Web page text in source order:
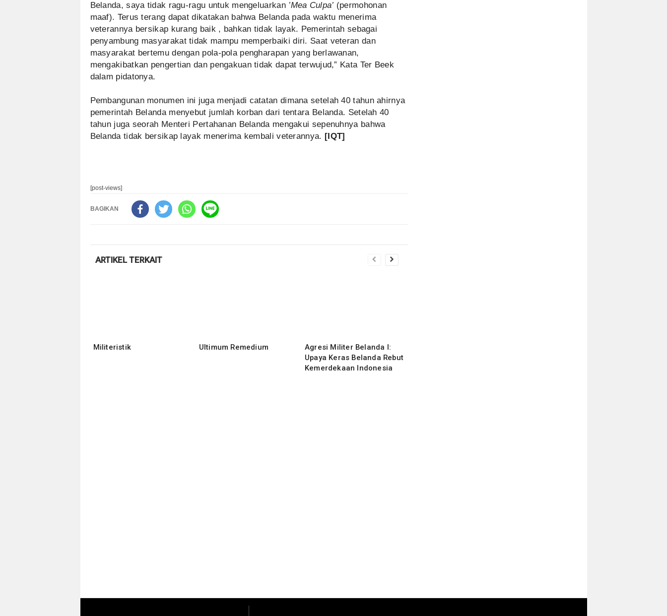
Belanda, saya tidak ragu-ragu untuk mengeluarkan ’Mea Culpa’ (permohonan
maaf). Terus terang dapat dikatakan bahwa Belanda pada waktu menerima
veterannya bersikap kurang baik , bahkan tidak layak. Pemerintah sebagai
penyambung masyarakat tidak mampu memperbaiki diri. Saat veteran dan
masyarakat bertemu dengan pola-pola pengharapan yang berlawanan,
mengakibatkan pengertian dan pengakuan tidak dapat terwujud,” Kata Ter Beek
dalam pidatonya.
Pembangunan monumen ini juga menjadi catatan dimana setelah 40 tahun ahirnya
pemerintah Belanda menyebut jumlah korban dari tentara Belanda. Setelah 40
tahun juga seorah Menteri Pertahanan Belanda mengakui sepenuhnya bahwa
Belanda tidak bersikap layak menerima kembali veterannya. [IQT]
[post-views]
BAGIKAN
ARTIKEL TERKAIT
Militeristik Ultimum Remedium
Agresi Militer Belanda I:
Upaya Keras Belanda Rebut
Kemerdekaan Indonesia